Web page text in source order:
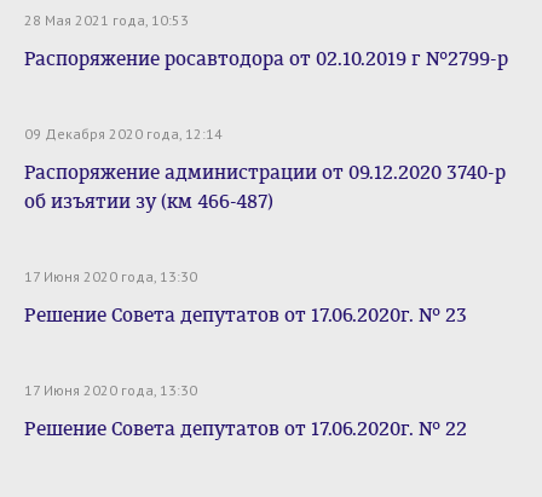
28 Мая 2021 года, 10:53
Распоряжение росавтодора от 02.10.2019 г №2799-р
09 Декабря 2020 года, 12:14
Распоряжение администрации от 09.12.2020 3740-р
об изъятии зу (км 466-487)
17 Июня 2020 года, 13:30
Решение Совета депутатов от 17.06.2020г. № 23
17 Июня 2020 года, 13:30
Решение Совета депутатов от 17.06.2020г. № 22